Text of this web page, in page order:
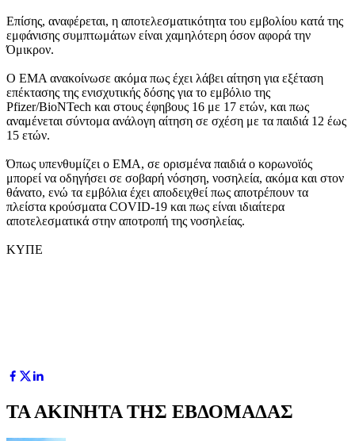
Επίσης, αναφέρεται, η αποτελεσματικότητα του εμβολίου κατά της
εμφάνισης συμπτωμάτων είναι χαμηλότερη όσον αφορά την
Όμικρον.
Ο ΕΜΑ ανακοίνωσε ακόμα πως έχει λάβει αίτηση για εξέταση
επέκτασης της ενισχυτικής δόσης για το εμβόλιο της
Pfizer/BioNTech και στους έφηβους 16 με 17 ετών, και πως
αναμένεται σύντομα ανάλογη αίτηση σε σχέση με τα παιδιά 12 έως
15 ετών.
Όπως υπενθυμίζει ο ΕΜΑ, σε ορισμένα παιδιά ο κορωνοϊός
μπορεί να οδηγήσει σε σοβαρή νόσηση, νοσηλεία, ακόμα και στον
θάνατο, ενώ τα εμβόλια έχει αποδειχθεί πως αποτρέπουν τα
πλείστα κρούσματα COVID-19 και πως είναι ιδιαίτερα
αποτελεσματικά στην αποτροπή της νοσηλείας.
ΚΥΠΕ
ΤΑ ΑΚΙΝΗΤΑ ΤΗΣ ΕΒΔΟΜΑΔΑΣ